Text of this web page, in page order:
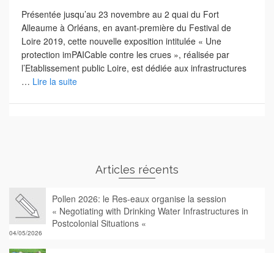
Présentée jusqu’au 23 novembre au 2 quai du Fort
Alleaume à Orléans, en avant-première du Festival de
Loire 2019, cette nouvelle exposition intitulée « Une
protection imPAICable contre les crues », réalisée par
l’Etablissement public Loire, est dédiée aux infrastructures
… Lire la suite
Articles récents
Pollen 2026: le Res-eaux organise la session
« Negotiating with Drinking Water Infrastructures in
Postcolonial Situations «
04/05/2026